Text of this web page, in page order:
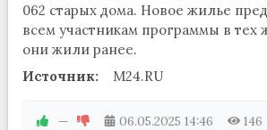
062 старых дома. Новое жилье
всем участникам программы в тех
они жили ранее.
Источник:
M24.RU
— 06.05.2025 14:46 146